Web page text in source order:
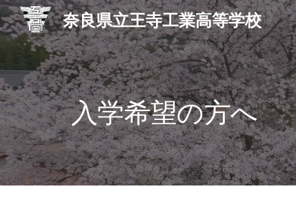
奈良県立王寺工業高等学校
入学希望の方へ